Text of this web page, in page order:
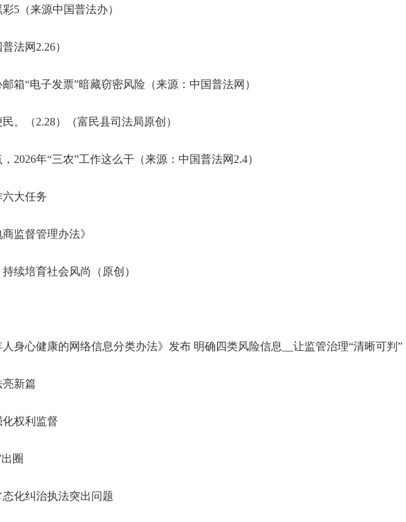
5（来源中国普法办）
法网2.26）
箱“电子发票”暗藏窃密风险（来源：中国普法网）
。（2.28）（富民县司法局原创）
2026年“三农”工作这么干（来源：中国普法网2.4）
六大任务
监督管理办法》
续培育社会风尚（原创）
身心健康的网络信息分类办法》发布 明确四类风险信息__让监管治理“清晰可判”
亮新篇
化权利监督
圈
态化纠治执法突出问题